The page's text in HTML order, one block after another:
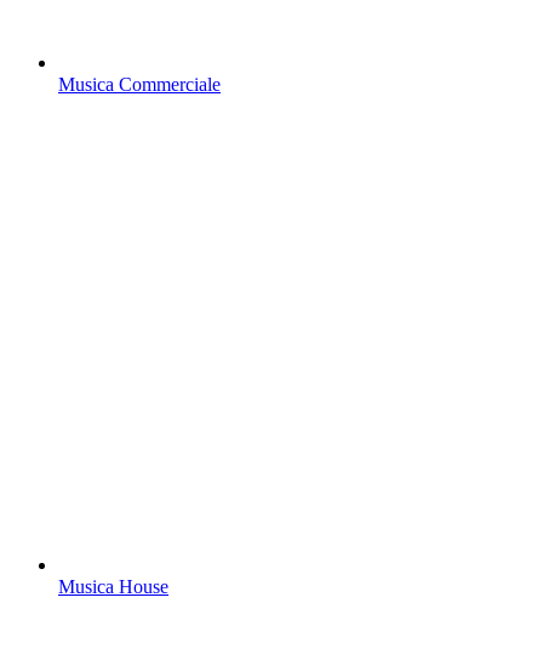
Musica Commerciale
Musica House